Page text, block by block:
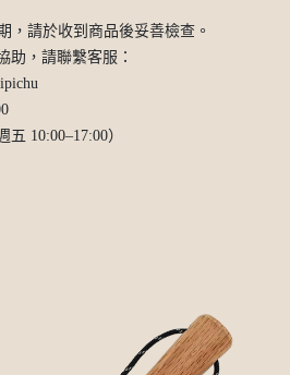
，請於收到商品後妥善檢查。
助，請聯繫客服：
五 10:00–17:00）